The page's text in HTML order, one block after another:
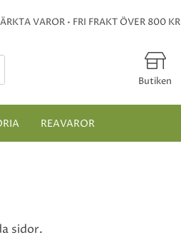
VAROR • FRI FRAKT ÖVER 800 KR
Butiken
REAVAROR
sidor.